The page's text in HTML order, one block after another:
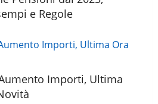
e Regole
Importi, Ultima